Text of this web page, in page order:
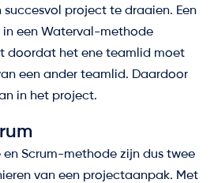
project te draaien. Een
in een Waterval-methode
doordat het ene teamlid moet
een ander teamlid. Daardoor
in het project.
Scrum-methode zijn dus twee
van een projectaanpak. Met